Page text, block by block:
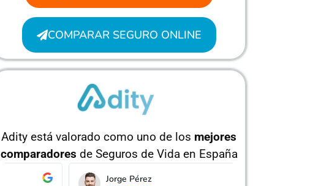
COMPARAR SEGURO ONLINE
Adity está valorado como uno de los mejores
comparadores de Seguros de Vida en España
Jorge Pérez